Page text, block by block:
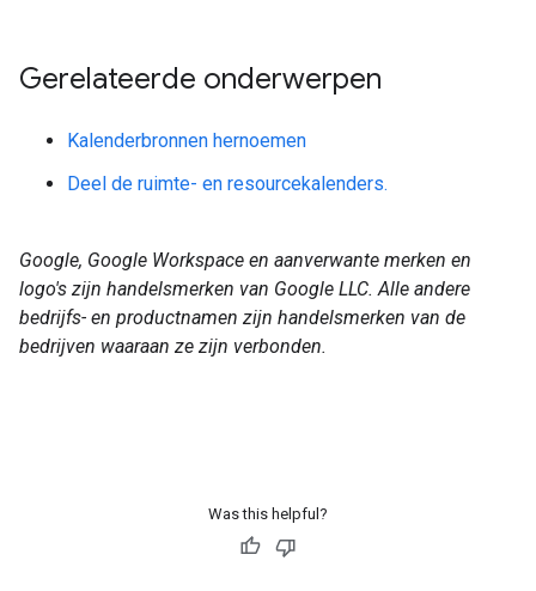
Gerelateerde onderwerpen
Kalenderbronnen hernoemen
Deel de ruimte- en resourcekalenders.
Google, Google Workspace en aanverwante merken en
logo's zijn handelsmerken van Google LLC. Alle andere
bedrijfs- en productnamen zijn handelsmerken van de
bedrijven waaraan ze zijn verbonden.
Was this helpful?